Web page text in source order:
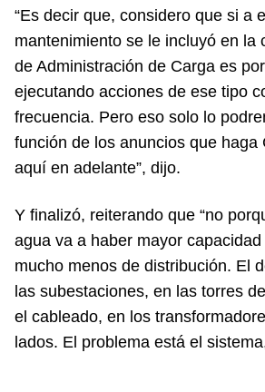
“Es decir que, considero que si a
mantenimiento se le incluyó en la
de Administración de Carga es
ejecutando acciones de ese tipo
frecuencia. Pero eso solo lo
función de los anuncios que haga
aquí en adelante”, dijo.
Y finalizó, reiterando que “no
agua va a haber mayor
mucho menos de distribución. El
las subestaciones, en las torres
el cableado, en los
lados. El problema está el